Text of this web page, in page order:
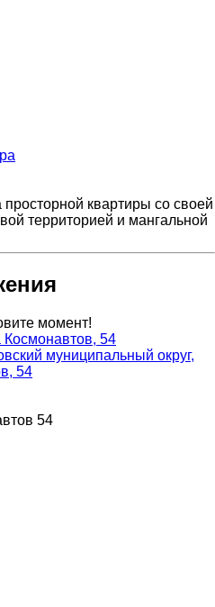
квартиры со своей
территорией и мангальной
момент!
Космонавтов, 54
муниципальный округ,
54
54